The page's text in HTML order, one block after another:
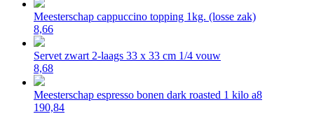
Meesterschap cappuccino topping 1kg. (losse zak)
8,66
Servet zwart 2-laags 33 x 33 cm 1/4 vouw
8,68
Meesterschap espresso bonen dark roasted 1 kilo a8
190,84